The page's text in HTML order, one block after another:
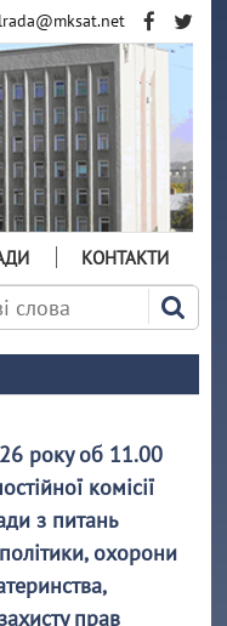
КОНТАКТИ
року об 11.00
комісії
з питань
охорони
прав